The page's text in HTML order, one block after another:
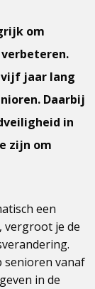
om
vijf jaar lang
Daarbij
in
zijn om
een
je de
senioren vanaf
in de